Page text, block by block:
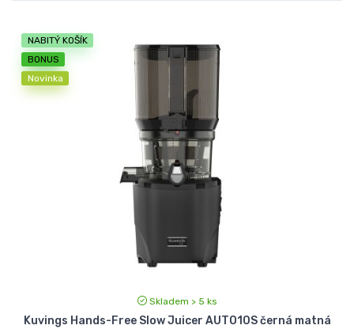
NABITÝ KOŠÍK
BONUS
Novinka
Skladem > 5 ks
Kuvings Hands-Free Slow Juicer AUTO10S černá matná